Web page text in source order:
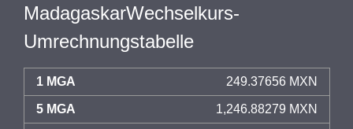
MadagaskarWechselkurs-
Umrechnungstabelle
1 MGA 249.37656 MXN
5 MGA 1,246.88279 MXN